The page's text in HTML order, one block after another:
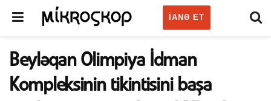
IANƏ ET
Beyləqan Olimpiya İdman
Kompleksinin tikintisini başa